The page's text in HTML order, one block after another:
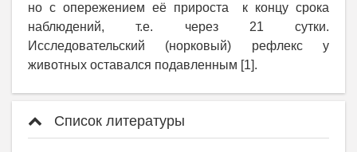
но с опережением её прироста к концу срока
наблюдений, т.е. через 21 сутки.
Исследовательский (норковый) рефлекс у
животных оставался подавленным [1].
Список литературы